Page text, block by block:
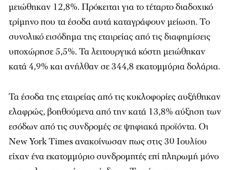
μειώθηκαν 12,8%. Πρόκειται για το τέταρτο διαδοχικό
τρίμηνο που τα έσοδα αυτά καταγράφουν μείωση. Το
συνολικό εισόδημα της εταιρείας από τις διαφημίσεις
υποχώρησε 5,5%. Τα λειτουργικά κόστη μειώθηκαν
κατά 4,9% και ανήλθαν σε 344,8 εκατομμύρια δολάρια.
Τα έσοδα της εταιρείας από τις κυκλοφορίες αυξήθηκαν
ελαφρώς, βοηθούμενα από την κατά 13,8% αύξηση των
εσόδων από τις συνδρομές σε ψηφιακά προϊόντα. Οι
New York Times ανακοίνωσαν πως στις 30 Ιουλίου
είχαν ένα εκατομμύριο συνδρομητές επί πληρωμή μόνο